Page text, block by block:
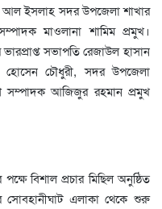
আল ইসলাহ সদর উপজেলা শাখার
মাওলানা শামিম প্রমুখ।
সভাপতি রেজাউল হাসান
চৌধুরী, সদর উপজেলা
সম্পাদক আজিজুর রহমান প্রমুখ
বিশাল প্রচার মিছিল অনুষ্ঠিত
সোবহানীঘাট এলাকা থেকে শুরু